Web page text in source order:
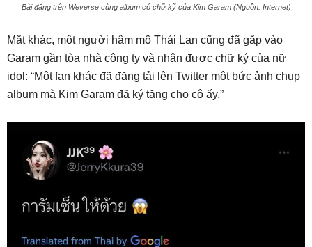
Bài đăng trên Weverse cùng album có chữ kỹ của Kim Garam (Nguồn: Internet)
Mặt khác, một người hâm mộ Thái Lan cũng đã gặp vào
Garam gần tòa nhà công ty và nhận được chữ ký của nữ
idol: “Một fan khác đã đăng tải lên Twitter một bức ảnh chụp
album mà Kim Garam đã ký tặng cho cô ấy.”